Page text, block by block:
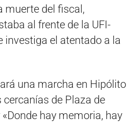
muerte del fiscal,
al frente de la UFI-
investiga el atentado a la
una marcha en Hipólito
cercanías de Plaza de
hay memoria, hay